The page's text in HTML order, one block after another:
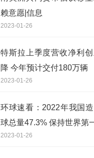
赖意愿|信息
2023-01-26
特斯拉上季度营收净利
降 今年预计交付180万辆
2023-01-26
环球速看：2022年我国
球总量47.3% 保持世界第
2023-01-26